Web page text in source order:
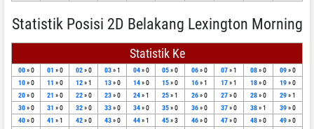
Statistik Posisi 2D Belakang Lexington Morning
Statistik Ke
00» 0 01 » 0 02» 0 03» 1 04» 0 05» 0 06» 0 07» 1 08» 0 09» 0
10» 0 11 » 0 12» 1 13» 0 14» 0 15» 0 16» 1 17» 1 18» 0 19» 0
20» 0 21 » 0 22» 0 23» 0 24» 1 25» 1 26» 0 27» 0 28» 0 29» 1
30» 0 31 » 0 32» 0 33» 0 34» 0 35» 0 36» 0 37» 0 38» 1 39» 0
40» 0 41 » 1 42» 0 43» 0 44» 1 45» 3 46» 0 47» 0 48» 0 49» 0